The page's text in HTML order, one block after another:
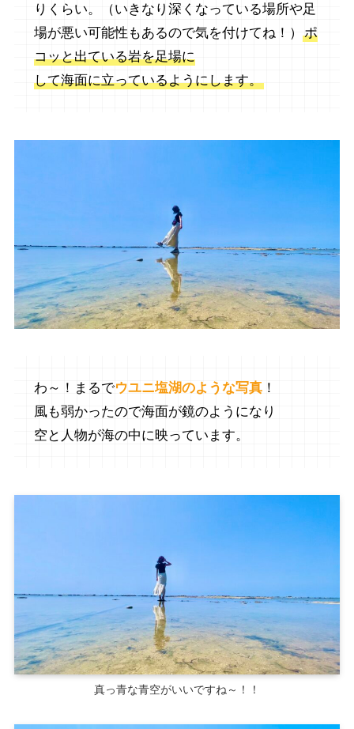
りくらい。（いきなり深くなっている場所や足
場が悪い可能性もあるので気を付けてね！）ポ
コッと出ている岩を足場に
して海面に立っているようにします。
わ～！まるでウユニ塩湖のような写真 ！
風も弱かったので海面が鏡のようになり
空と人物が海の中に映っています。
真っ青な青空がいいですね～！！